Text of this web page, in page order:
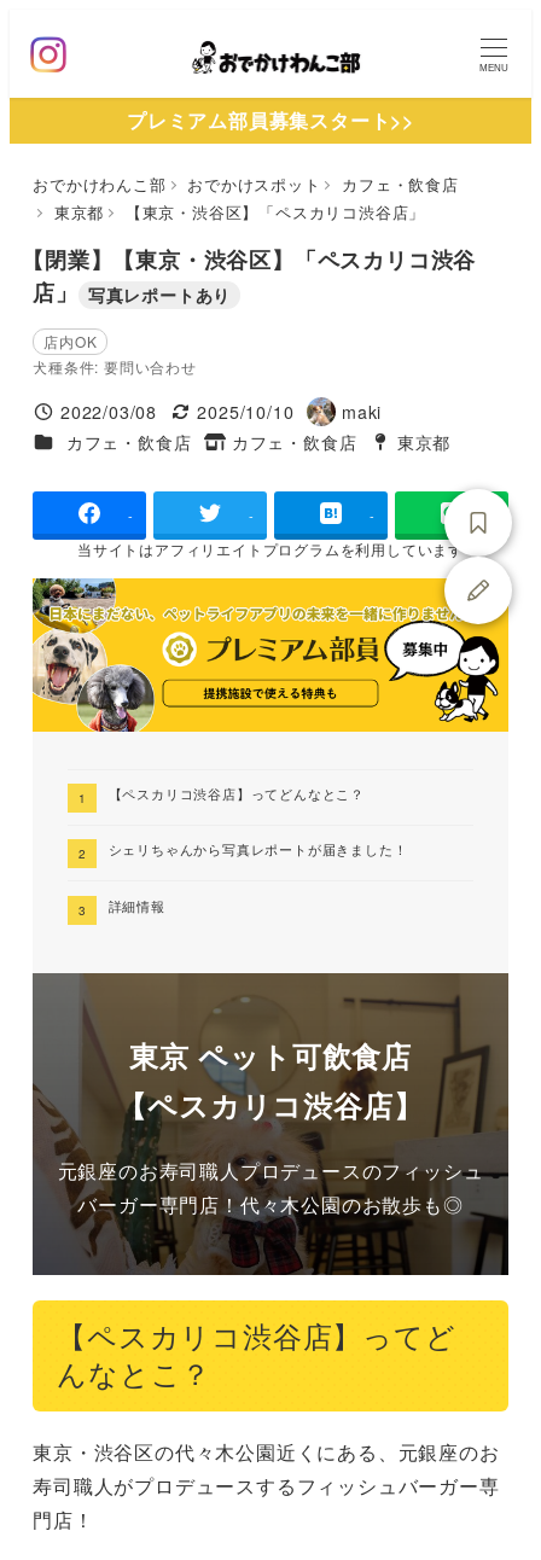
ン
MENU
プレミアム部員募集スタート>>
おでかけわんこ部 おでかけスポット
カフェ・飲食店
東京都
【東京・渋谷区】「ペスカリコ渋谷店」
【閉業】【東京・渋谷区】「ペスカリコ渋谷
店」
写真レポートあり
店内OK
犬種条件: 要問い合わせ
投稿日
2022/03/08
更新日
2025/10/10
著
者
maki
施設ジャンル
カフェ・飲食店
タグ
カフェ・飲食店
タグ
東京都
- - -
当サイトはアフィリエイトプログラムを利用しています
【ペスカリコ渋谷店】ってどんなとこ？
シェリちゃんから写真レポートが届きました！
詳細情報
東京 ペット可飲食店
【ペスカリコ渋谷店】
元銀座のお寿司職人プロデュースのフィッシュ
バーガー専門店！代々木公園のお散歩も◎
【ペスカリコ渋谷店】ってど
んなとこ？
東京・渋谷区の代々木公園近くにある、元銀座のお
寿司職人がプロデュースするフィッシュバーガー専
門店！